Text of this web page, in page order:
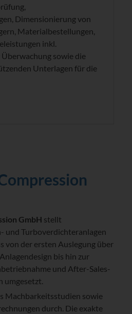
Dimensionierung von
Materialbestellungen,
inkl.
sowie die
Unterlagen für die
GmbH stellt
und Turboverdichteranlagen
von der ersten Auslegung über
bis hin zur
und After-Sales-
umgesetzt.
Machbarkeitsstudien sowie
durch. Die exakte